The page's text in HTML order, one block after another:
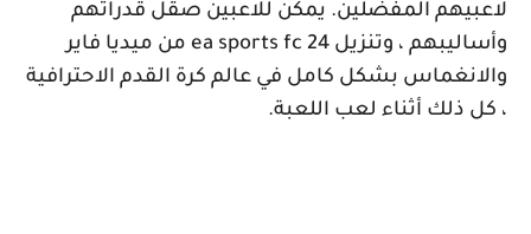
لاعبيهم المفضلين. يمكن للاعبين صقل قدراتهم
وأساليبهم ، وتنزيل ea sports fc 24 من ميديا فاير
والانغماس بشكل كامل في عالم كرة القدم الاحترافية
، كل ذلك أثناء لعب اللعبة.